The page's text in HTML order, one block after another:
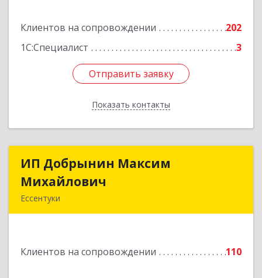
Клиентов на сопровождении
202
1С:Специалист
3
Отправить заявку
Показать контакты
Подробнее
Отправить заявку
Назад
ИП Добрынин Максим
Михайлович
Ессентуки
Клиентов на сопровождении 110
ИП Добрынин Максим
Подробнее